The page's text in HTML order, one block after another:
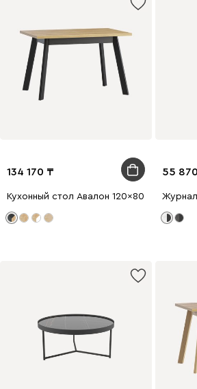
134 170
Кухонный стол Авалон 120x80
55 870